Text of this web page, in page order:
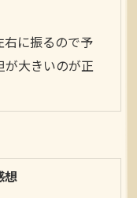
に振るので予
大きいのが正
想